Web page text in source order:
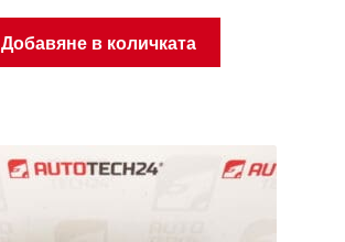
Добавяне в количката